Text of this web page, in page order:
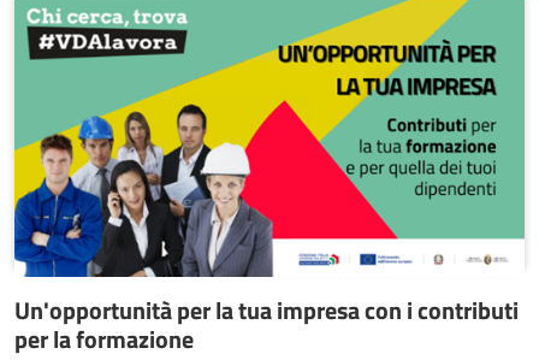
Un'opportunità per la tua impresa con i contributi
per la formazione